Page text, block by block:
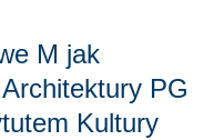
M jak
PG
Kultury